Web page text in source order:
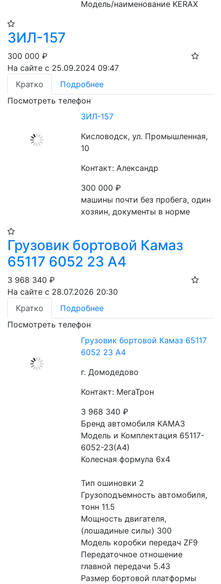
Модель/наименование KERAX
ЗИЛ-157
300 000 ₽
На сайте с 25.09.2024 09:47
Кратко
Подробнее
Посмотреть телефон
ЗИЛ-157
Кисловодск, ул. Промышленная,
10
Контакт: Александр
300 000₽
машины почти без пробега, один
хозяин, документы в норме
Грузовик бортовой Камаз
65117 6052 23 А4
3 968 340 ₽
На сайте с 28.07.2026 20:30
Кратко
Подробнее
Посмотреть телефон
Грузовик бортовой Камаз 65117
6052 23 А4
г. Домодедово
Контакт: МегаТрон
3 968 340₽
Бренд автомобиля КАМАЗ
Модель и Комплектация 65117-
6052-23(А4)
Колесная формула 6x4
Тип ошиновки 2
Грузоподъемность автомобиля,
тонн 11.5
Мощность двигателя,
(лошадиные силы) 300
Модель коробки передач ZF9
Передаточное отношение
главной передачи 5.43
Размер бортовой платформы